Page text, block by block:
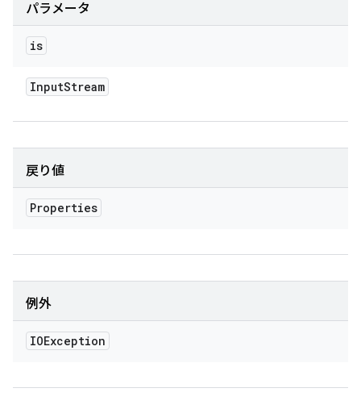
パラメータ
is
InputStream
戻り値
Properties
例外
IOException